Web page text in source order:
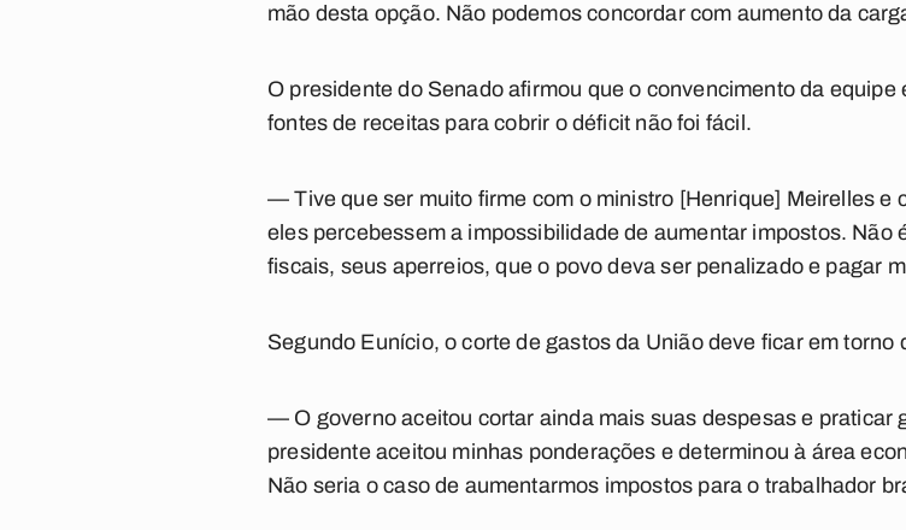
mão desta opção. Não podemos concordar com aumento da
O presidente do Senado afirmou que o convencimento da
fontes de receitas para cobrir o déficit não foi fácil.
— Tive que ser muito firme com o ministro [Henrique] Meirelles e
eles percebessem a impossibilidade de aumentar impostos. Não
fiscais, seus aperreios, que o povo deva ser penalizado e pagar
Segundo Eunício, o corte de gastos da União deve ficar em torno
— O governo aceitou cortar ainda mais suas despesas e praticar
presidente aceitou minhas ponderações e determinou à área
Não seria o caso de aumentarmos impostos para o trabalhador